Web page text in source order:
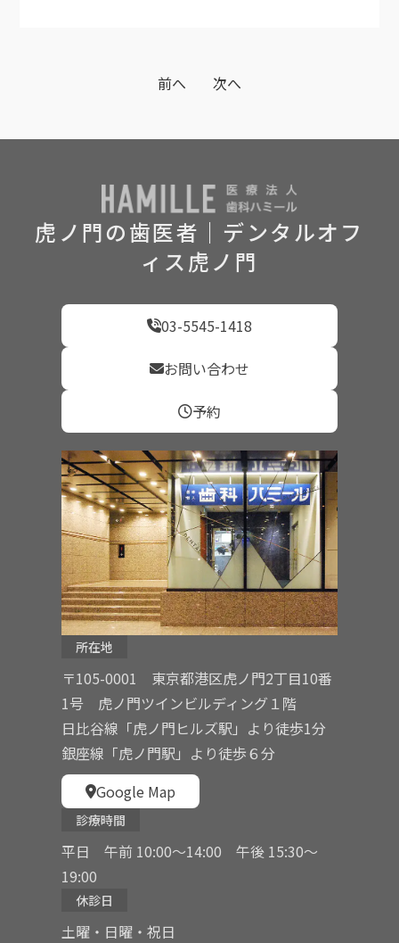
前へ 次へ
虎ノ門の歯医者｜デンタルオフ
ィス虎ノ門
03-5545-1418
お問い合わせ
予約
所在地
〒105-0001 東京都港区虎ノ門2丁目10番
1号 虎ノ門ツインビルディング１階
日比谷線「虎ノ門ヒルズ駅」より徒歩1分
銀座線「虎ノ門駅」より徒歩６分
Google Map
診療時間
平日 午前 10:00〜14:00 午後 15:30〜
19:00
休診日
土曜・日曜・祝日